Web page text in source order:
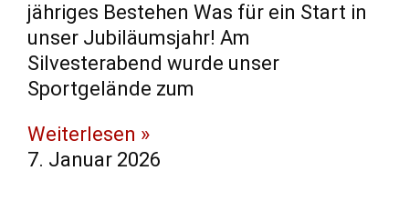
jähriges Bestehen Was für ein Start in
unser Jubiläumsjahr! Am
Silvesterabend wurde unser
Sportgelände zum
Weiterlesen »
7. Januar 2026